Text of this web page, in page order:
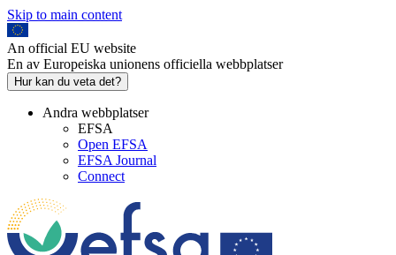
Skip to main content
An official EU website
En av Europeiska unionens officiella webbplatser
Hur kan du veta det?
Andra webbplatser
EFSA
Open EFSA
EFSA Journal
Connect